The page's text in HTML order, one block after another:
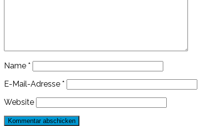
Name *
E-Mail-Adresse *
Website